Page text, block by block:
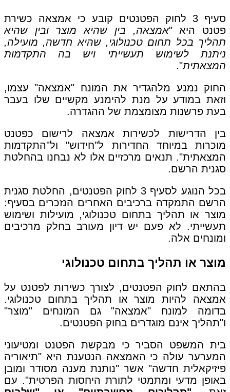
סעיף 3 לחוק הפטנטים קובע כי אמצאה כשירת
פטנט היא "אמצאה, בין שהיא מוצר ובין שהיא
תהליך בכל תחום טכנולוגי, שהיא חדשה, מועילה,
ניתנת לשימוש תעשייתי ויש בה התקדמות
המצאתית".
החוק נמנע מלהגדיר את המונח "אמצאה" עצמו,
וזאת במודע על מנת להימנע מקשיים שלו בעבר
בעת פרשנות מצומצמת של ההגדרה.
בין הדרישות לכשירות אמצאה לרישום כפטנט
מוכרות במיוחד החדירות ל"חידוש" ול"התקדמות
המצאתית". תנאים מרכזיים אלו לא נבחנו בהחלטת
סגנית הרשם.
בכל הנוגע לסעיף 3 לחוק הפטנטים, החלטת סגנית
הרשם התמקדה ברכיבים האחרים הנזכרים בסעיף:
מוצר או תהליך בתחום טכנולוגי, מועילות ושימוש
תעשייתי. לא פעם יש דיון מעורב בחלק מרכיבים
ומונחים אלה.
מוצר או תהליך בתחום טכנולוגי
בהתאם לחוק הפטנטים, לצורך כשירות לפטנט על
אמצאה להיות מוצר או תהליך בתחום טכנולוגי.
בדומה למונח "אמצאה" גם המונחים "מוצר"
ו"תהליך אינם מוגדרים בחוק הפטנטים.
בית המשפט הסביר כי מבקשת הפטנט ומטיעוני
המערער עולה כי האמצאה הנטענת היא "תיאוריה
פיזיקאלית חדשה" אשר "נותנת מענה מסודר ומובן
באופן מדעי ומתמטי לתורת היחסות הפרטית". עם